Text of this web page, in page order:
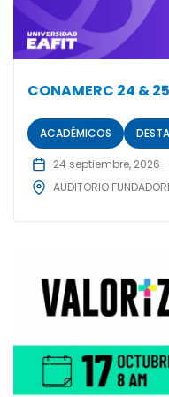
CONAMERC 24 &
ACADÉMICOS
24 septiembre, 2026
AUDITORIO